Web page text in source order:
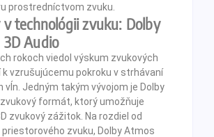
prostredníctvom zvuku.
technológii zvuku: Dolby
Audio
rokoch viedol výskum zvukových
k vzrušujúcemu pokroku v strhávaní
vĺn. Jedným takým vývojom je Dolby
formát, ktorý umožňuje
zvukový zážitok. Na rozdiel od
zvuku, Dolby Atmos